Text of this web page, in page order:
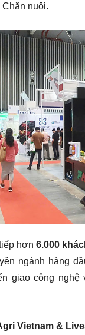
Chăn nuôi.
hơn6.000
ngành hàng
giao công
Vietnam &